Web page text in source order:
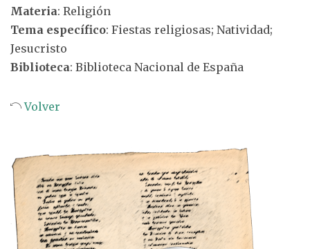
Materia: Religión
Tema específico: Fiestas religiosas; Natividad;
Jesucristo
Biblioteca: Biblioteca Nacional de España
Volver